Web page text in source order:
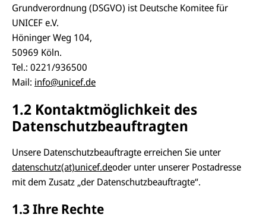
Grundverordnung (DSGVO) ist Deutsche Komitee für
UNICEF e.V.
Höninger Weg 104,
50969 Köln.
Tel.: 0221/936500
Mail: info@unicef.de
1.2 Kontaktmöglichkeit des
Datenschutzbeauftragten
Unsere Datenschutzbeauftragte erreichen Sie unter
datenschutz(at)unicef.deoder unter unserer Postadresse
mit dem Zusatz „der Datenschutzbeauftragte“.
1.3 Ihre Rechte